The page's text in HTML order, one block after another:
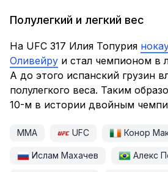
Полулегкий и легкий вес
На UFC 317 Илия Топурия
Оливейру и стал чемпионом в
А до этого испанский грузин
полулегкого веса. Таким
10-м в истории двойным
ММА UFC Конор
Ислам Махачев Алекс